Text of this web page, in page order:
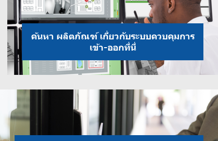
ค้นหา ผลิตภัณฑ์ เกี่ยวกับระบบควบคุมการ
เข้า-ออกที่นี่